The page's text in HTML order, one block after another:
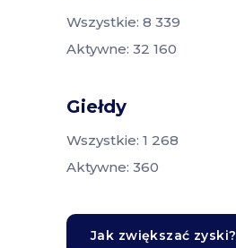
Wszystkie: 8 339
Aktywne: 32 160
Giełdy
Wszystkie: 1 268
Aktywne: 360
Jak zwiększać zyski?